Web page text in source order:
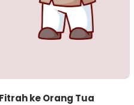
ke Orang Tua